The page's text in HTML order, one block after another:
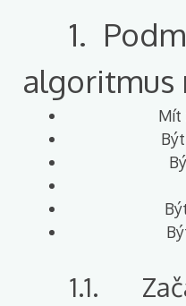
1.
algoritmus
Mít
1.1.